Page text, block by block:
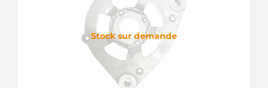
Stock sur demande